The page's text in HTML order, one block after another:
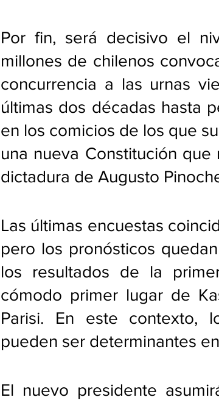
Por fin, será decisivo el
millones de chilenos
concurrencia a las urnas
últimas dos décadas hasta
en los comicios de los que
una nueva Constitución
dictadura de Augusto
Las últimas encuestas
pero los pronósticos
los resultados de la
cómodo primer lugar de
Parisi. En este contexto,
pueden ser determinantes
El nuevo presidente